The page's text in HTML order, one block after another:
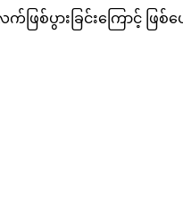
စ်ပွားခြင်းကြောင့် ဖြ